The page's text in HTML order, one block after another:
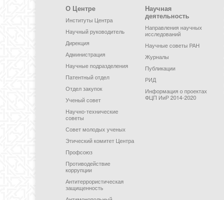
Footer Menu
О Центре
Институты Центра
Научный руководитель
Дирекция
Администрация
Научные подразделения
Патентный отдел
Отдел закупок
Ученый совет
Научно-технические
советы
Совет молодых ученых
Этический комитет Центра
Профсоюз
Противодействие
коррупции
Антитеррористическая
защищенность
Научная
деятельность
Направления научных
исследований
Научные советы РАН
Журналы
Публикации
РИД
Информация о проектах
ФЦП ИиР 2014-2020